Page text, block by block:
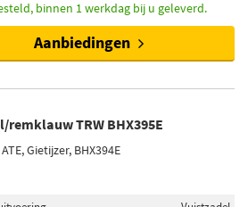
binnen 1 werkdag bij u geleverd.
Aanbiedingen
remklauw TRW BHX395E
Gietijzer, BHX394E